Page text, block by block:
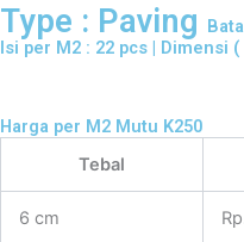
Type : Paving Bata
Isi per M2 : 22 pcs | Dimensi (
Harga per M2 Mutu K250
Tebal
6 cm